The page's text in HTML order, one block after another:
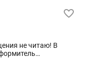
не читаю! В
бенто и